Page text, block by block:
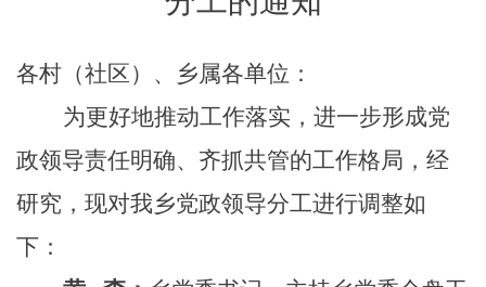
各村（社区）、乡属各单位：
为更好地推动工作落实，进一步形成党
政领导责任明确、齐抓共管的工作格局，经
研究，现对我乡党政领导分工进行调整如
下：